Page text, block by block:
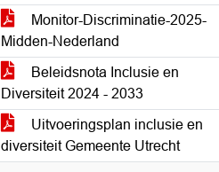
Monitor-Discriminatie-2025-
Midden-Nederland
Beleidsnota Inclusie en
Diversiteit 2024 - 2033
Uitvoeringsplan inclusie en
diversiteit Gemeente Utrecht